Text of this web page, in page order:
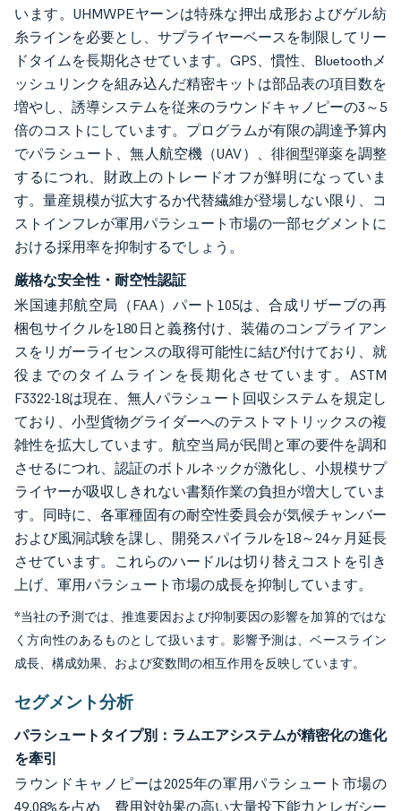
います。UHMWPEヤーンは特殊な押出成形およびゲル紡
糸ラインを必要とし、サプライヤーベースを制限してリー
ドタイムを長期化させています。GPS、慣性、Bluetoothメ
ッシュリンクを組み込んだ精密キットは部品表の項目数を
増やし、誘導システムを従来のラウンドキャノピーの3～5
倍のコストにしています。プログラムが有限の調達予算内
でパラシュート、無人航空機（UAV）、徘徊型弾薬を調整
するにつれ、財政上のトレードオフが鮮明になっていま
す。量産規模が拡大するか代替繊維が登場しない限り、コ
ストインフレが軍用パラシュート市場の一部セグメントに
おける採用率を抑制するでしょう。
厳格な安全性・耐空性認証
米国連邦航空局（FAA）パート105は、合成リザーブの再
梱包サイクルを180日と義務付け、装備のコンプライアン
スをリガーライセンスの取得可能性に結び付けており、就
役までのタイムラインを長期化させています。ASTM
F3322-18は現在、無人パラシュート回収システムを規定し
ており、小型貨物グライダーへのテストマトリックスの複
雑性を拡大しています。航空当局が民間と軍の要件を調和
させるにつれ、認証のボトルネックが激化し、小規模サプ
ライヤーが吸収しきれない書類作業の負担が増大していま
す。同時に、各軍種固有の耐空性委員会が気候チャンバー
および風洞試験を課し、開発スパイラルを18～24ヶ月延長
させています。これらのハードルは切り替えコストを引き
上げ、軍用パラシュート市場の成長を抑制しています。
*当社の予測では、推進要因および抑制要因の影響を加算的ではな
く方向性のあるものとして扱います。影響予測は、ベースライン
成長、構成効果、および変数間の相互作用を反映しています。
セグメント分析
パラシュートタイプ別：ラムエアシステムが精密化の進化
を牽引
ラウンドキャノピーは2025年の軍用パラシュート市場の
49.08%を占め、費用対効果の高い大量投下能力とレガシー